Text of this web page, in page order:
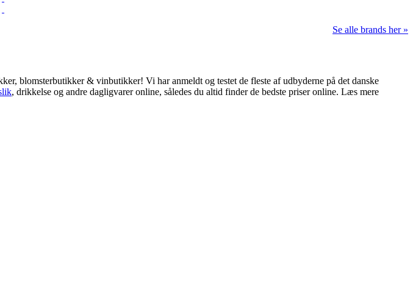
Se alle brands her »
blomsterbutikker & vinbutikker! Vi har anmeldt og testet de fleste af udbyderne på det danske
, drikkelse og andre dagligvarer online, således du altid finder de bedste priser online. Læs mere